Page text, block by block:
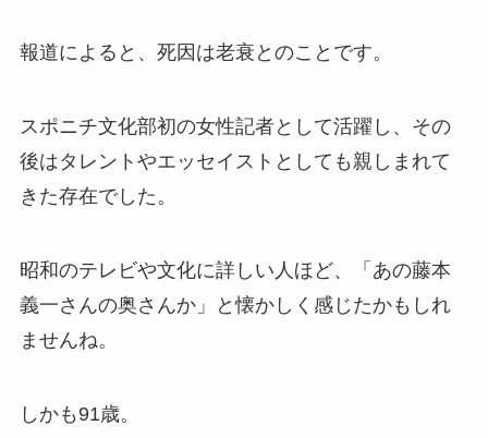
報道によると、死因は老衰とのことです。
スポニチ文化部初の女性記者として活躍し、その
後はタレントやエッセイストとしても親しまれて
きた存在でした。
昭和のテレビや文化に詳しい人ほど、「あの藤本
義一さんの奥さんか」と懐かしく感じたかもしれ
ませんね。
しかも91歳。